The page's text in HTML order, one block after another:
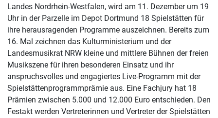
Landes Nordrhein-Westfalen, wird am 11. Dezember um 19
Uhr in der Parzelle im Depot Dortmund 18 Spielstätten für
ihre herausragenden Programme auszeichnen. Bereits zum
16. Mal zeichnen das Kulturministerium und der
Landesmusikrat NRW kleine und mittlere Bühnen der freien
Musikszene für ihren besonderen Einsatz und ihr
anspruchsvolles und engagiertes Live-Programm mit der
Spielstättenprogrammprämie aus. Eine Fachjury hat 18
Prämien zwischen 5.000 und 12.000 Euro entschieden. Den
Festakt werden Vertreterinnen und Vertreter der Spielstätten